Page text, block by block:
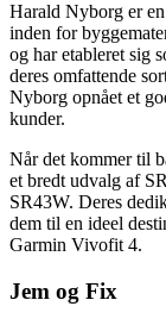
Harald Nyborg er
inden for
og har etableret sig
deres omfattende
Nyborg opnået et
kunder.
Når det kommer til
et bredt udvalg af
SR43W. Deres
dem til en ideel
Garmin Vivofit 4.
Jem og Fix